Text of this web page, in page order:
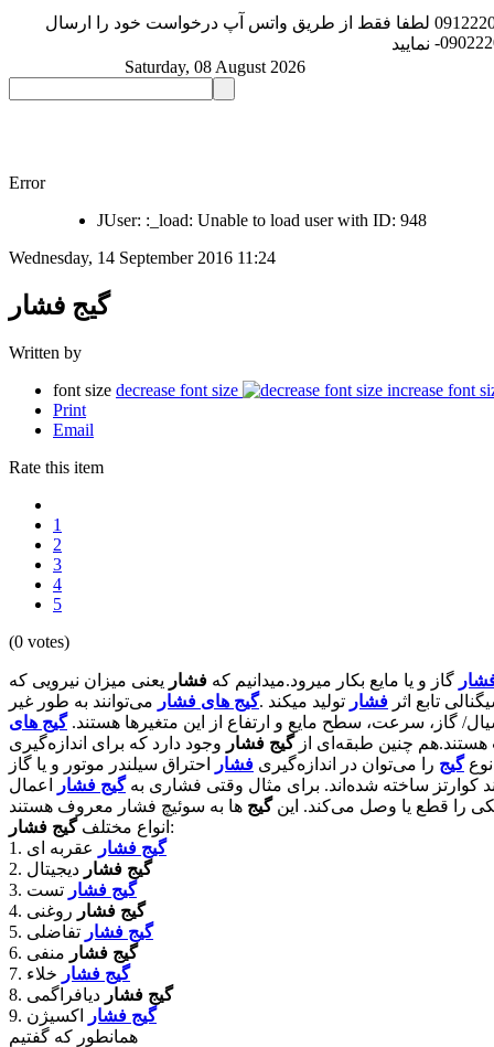
لطفا فقط از طریق واتس آپ درخواست خود را ارسال
نمایید -
Saturday, 08 August 2026
Error
JUser: :_load: Unable to load user with ID: 948
Wednesday, 14 September 2016 11:24
گیج فشار
Written by
font size decrease font size
increase font
Print
Email
Rate this item
1
2
3
4
5
(0 votes)
گاز و یا مایع بکار میرود.میدانیم که فشار یعنی میزان نیرویی که
تابع اثر فشار تولید میکند .گیج های فشار می‌توانند به طور غیر
گاز، سرعت، سطح مایع و ارتفاع از این متغیرها هستند.گیج های
هستند.هم چنین طبقه‌ای ازگیج فشار وجود دارد که برای اندازه‌گیری
نوعگیج را می‌توان در اندازه‌گیری فشار
احتراق سیلندر موتور و یا گاز
کوارتز ساخته شده‌اند. برای مثال وقتی فشاری بهگیج فشار
اعمال
را قطع یا وصل می‌کند. اینگیج
انواع مختلفگیج فشار
:
1.
گیج فشار
عقربه ای
2.
گیج فشار دیجیتال
3.
گیج فشار تست
4.
گیج فشار روغنی
5.
گیج فشار تفاضلی
6.
گیج فشار منفی
7.
گیج فشار خلاء
8.
گیج فشار دیافراگمی
9.
گیج فشار
اکسیژن
همانطور که گفتیم